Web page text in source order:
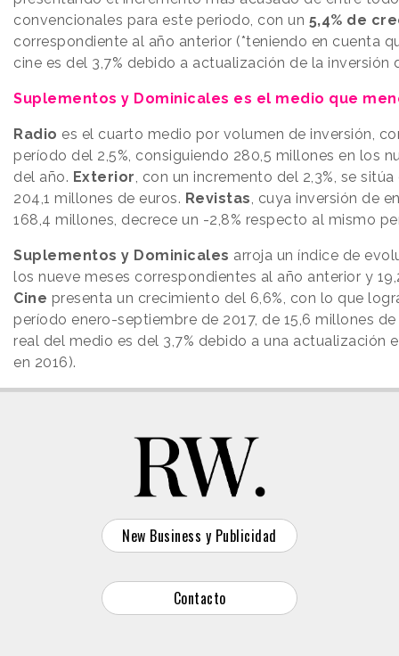
convencionales para este periodo, con un 5,4% de
correspondiente al año anterior (*teniendo en cuenta
cine es del 3,7% debido a actualización de la inversión
Suplementos y Dominicales es el medio que
Radio es el cuarto medio por volumen de inversión,
período del 2,5%, consiguiendo 280,5 millones en los
del año. Exterior , con un incremento del 2,3%, se
204,1 millones de euros. Revistas , cuya inversión de
168,4 millones, decrece un -2,8% respecto al mismo
Suplementos y Dominicales arroja un índice de
los nueve meses correspondientes al año anterior y
Cine presenta un crecimiento del 6,6%, con lo que
período enero-septiembre de 2017, de 15,6 millones
real del medio es del 3,7% debido a una actualización
en 2016).
New Business y Publicidad
Contacto